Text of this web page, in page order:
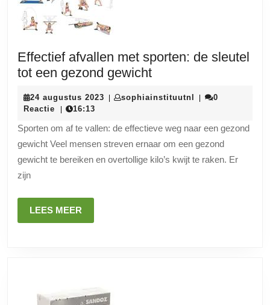
Effectief afvallen met sporten: de sleutel
tot een gezond gewichtEffectief
met
de
sleutel
tot
24 augustus 2023 24| sophiainstituutnl sophiainstituutnl
|
0
Reactie
| 16:13
Sporten om af te vallen: de effectieve weg naar een gezond
gewicht Veel mensen streven ernaar om een gezond
gewicht te bereiken en overtollige kilo’s kwijt te raken. Er
zijn
LEES MEER
MEER